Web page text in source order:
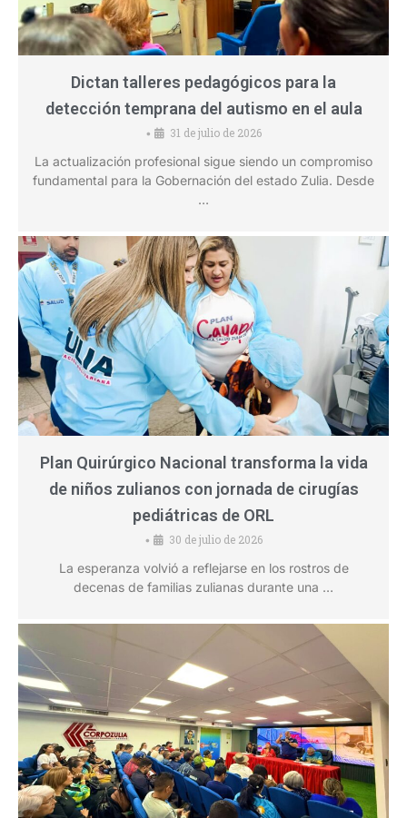
Dictan talleres pedagógicos para la
detección temprana del autismo en el aula
• 31 de julio de 2026
La actualización profesional sigue siendo un compromiso
fundamental para la Gobernación del estado Zulia. Desde
…
Plan Quirúrgico Nacional transforma la vida
de niños zulianos con jornada de cirugías
pediátricas de ORL
• 30 de julio de 2026
La esperanza volvió a reflejarse en los rostros de
decenas de familias zulianas durante una …